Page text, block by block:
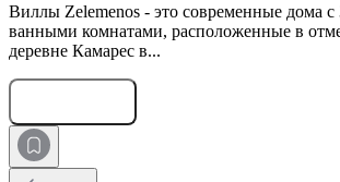
Виллы Zelemenos - это современные дома
ванными комнатами, расположенные в
деревне Камарес в...